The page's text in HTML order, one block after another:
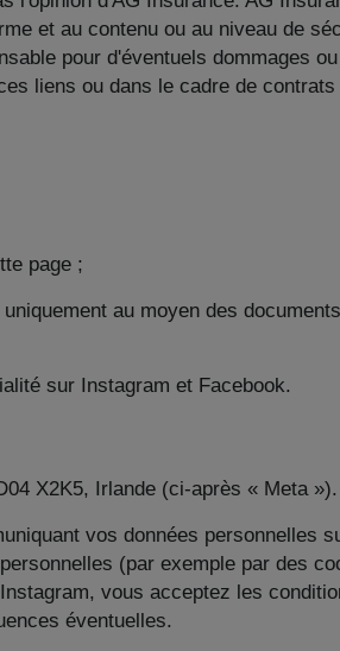
et au contenu ou au niveau de
pour d'éventuels dommages
liens ou dans le cadre de
page ;
au moyen des
sur Instagram et Facebook.
X2K5, Irlande (ci-après « Meta »).
vos données personnelles
(par exemple par des
vous acceptez les
éventuelles.